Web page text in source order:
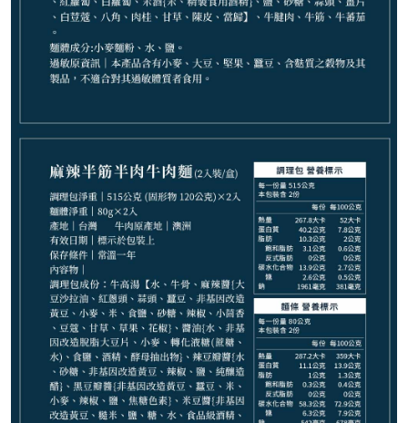
NT$888
− +
紅燒半筋半肉麵*1 − +
麻辣半筋半肉麵*1 − +
清燉牛肉麵*1 − +